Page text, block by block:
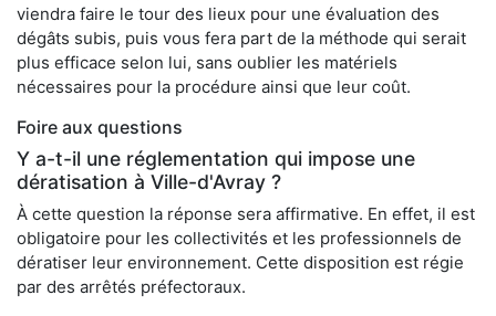
viendra faire le tour des lieux pour une évaluation des
dégâts subis, puis vous fera part de la méthode qui serait
plus efficace selon lui, sans oublier les matériels
nécessaires pour la procédure ainsi que leur coût.
Foire aux questions
Y a-t-il une réglementation qui impose une
dératisation à Ville-d'Avray ?
À cette question la réponse sera affirmative. En effet, il est
obligatoire pour les collectivités et les professionnels de
dératiser leur environnement. Cette disposition est régie
par des arrêtés préfectoraux.